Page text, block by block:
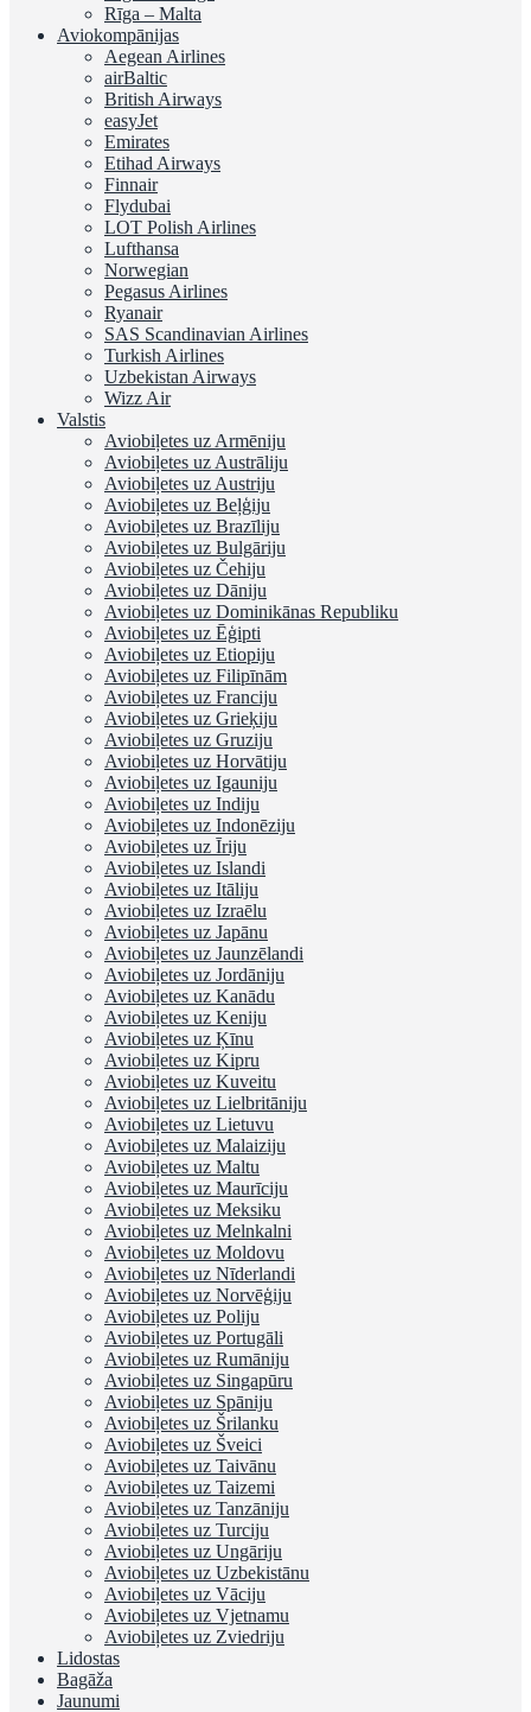
Rīga – Malta
Aviokompānijas
Aegean Airlines
airBaltic
British Airways
easyJet
Emirates
Etihad Airways
Finnair
Flydubai
LOT Polish Airlines
Lufthansa
Norwegian
Pegasus Airlines
Ryanair
SAS Scandinavian Airlines
Turkish Airlines
Uzbekistan Airways
Wizz Air
Valstis
Aviobiļetes uz Armēniju
Aviobiļetes uz Austrāliju
Aviobiļetes uz Austriju
Aviobiļetes uz Beļģiju
Aviobiļetes uz Brazīliju
Aviobiļetes uz Bulgāriju
Aviobiļetes uz Čehiju
Aviobiļetes uz Dāniju
Aviobiļetes uz Dominikānas Republiku
Aviobiļetes uz Ēģipti
Aviobiļetes uz Etiopiju
Aviobiļetes uz Filipīnām
Aviobiļetes uz Franciju
Aviobiļetes uz Grieķiju
Aviobiļetes uz Gruziju
Aviobiļetes uz Horvātiju
Aviobiļetes uz Igauniju
Aviobiļetes uz Indiju
Aviobiļetes uz Indonēziju
Aviobiļetes uz Īriju
Aviobiļetes uz Islandi
Aviobiļetes uz Itāliju
Aviobiļetes uz Izraēlu
Aviobiļetes uz Japānu
Aviobiļetes uz Jaunzēlandi
Aviobiļetes uz Jordāniju
Aviobiļetes uz Kanādu
Aviobiļetes uz Keniju
Aviobiļetes uz Ķīnu
Aviobiļetes uz Kipru
Aviobiļetes uz Kuveitu
Aviobiļetes uz Lielbritāniju
Aviobiļetes uz Lietuvu
Aviobiļetes uz Malaiziju
Aviobiļetes uz Maltu
Aviobiļetes uz Maurīciju
Aviobiļetes uz Meksiku
Aviobiļetes uz Melnkalni
Aviobiļetes uz Moldovu
Aviobiļetes uz Nīderlandi
Aviobiļetes uz Norvēģiju
Aviobiļetes uz Poliju
Aviobiļetes uz Portugāli
Aviobiļetes uz Rumāniju
Aviobiļetes uz Singapūru
Aviobiļetes uz Spāniju
Aviobiļetes uz Šrilanku
Aviobiļetes uz Šveici
Aviobiļetes uz Taivānu
Aviobiļetes uz Taizemi
Aviobiļetes uz Tanzāniju
Aviobiļetes uz Turciju
Aviobiļetes uz Ungāriju
Aviobiļetes uz Uzbekistānu
Aviobiļetes uz Vāciju
Aviobiļetes uz Vjetnamu
Aviobiļetes uz Zviedriju
Lidostas
Bagāža
Jaunumi